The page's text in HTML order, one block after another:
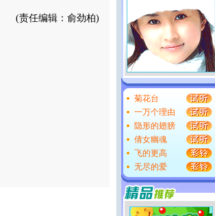
(责任编辑：俞劲柏)
菊花台
一万个理由
隐形的翅膀
倩女幽魂
飞的更高
无尽的爱